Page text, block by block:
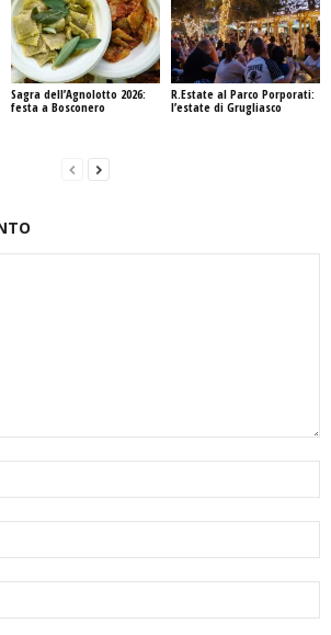
Sagra dell’Agnolotto 2026:
festa a Bosconero
R.Estate al Parco Porporati:
l’estate di Grugliasco